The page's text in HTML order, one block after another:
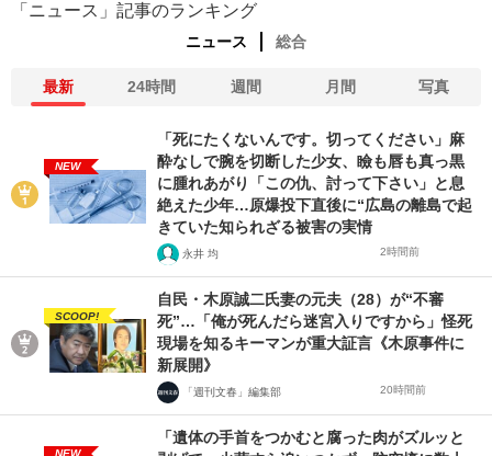
「ニュース」記事のランキング
ニュース 総合
最新 24時間 週間 月間 写真
NEW
「死にたくないんです。切ってください」麻
酔なしで腕を切断した少女、瞼も唇も真っ黒
に腫れあがり「この仇、討って下さい」と息
絶えた少年…原爆投下直後に“広島の離島で起
きていた知られざる被害の実情
永井 均 2時間前
SCOOP!
自民・木原誠二氏妻の元夫（28）が“不審
死”…「俺が死んだら迷宮入りですから」怪死
現場を知るキーマンが重大証言《木原事件に
新展開》
「週刊文春」編集部 20時間前
NEW
「遺体の手首をつかむと腐った肉がズルッと